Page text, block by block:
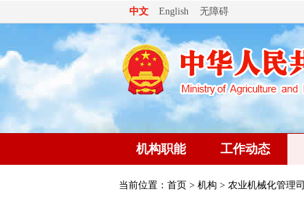
中文 English 无障碍
机构职能 工作动态
当前位置： 首页 > 机构 > 农业机械化管理司